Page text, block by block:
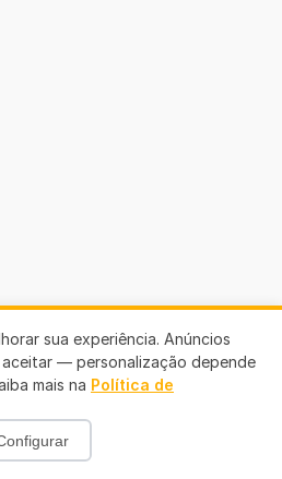
sua experiência. Anúncios
aceitar — personalização depende
mais na Política de